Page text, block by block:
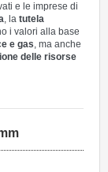
e le imprese di
, la tutela
i valori alla base
e gas, ma anche
delle risorse